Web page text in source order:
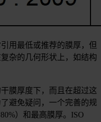
用最低或推荐的膜厚，但
杂的几何形状上，如结构
膜厚度下，而且在超过这
避免疑问，一个完善的规
）和最高膜厚。ISO